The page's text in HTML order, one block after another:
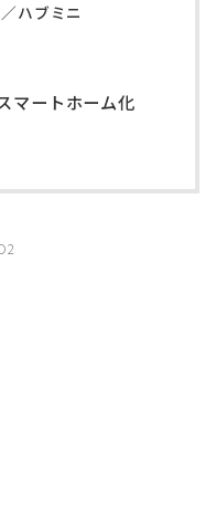
ハブミニ
ートホーム化